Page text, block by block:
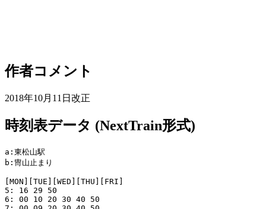
作者コメント
2018年10月11日改正
時刻表データ (NextTrain形式)
a:東松山駅
b:冑山止まり
[MON][TUE][WED][THU][FRI]
5: 16 29 50
6: 00 10 20 30 40 50